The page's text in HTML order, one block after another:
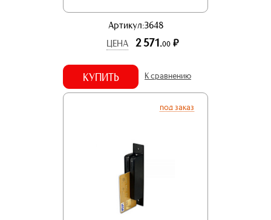
Артикул:3648
ЦЕНА
2 571.00 р.
КУПИТЬ К сравнению
под заказ